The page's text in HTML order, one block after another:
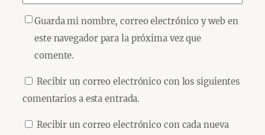
Guarda mi nombre, correo electrónico y web en
este navegador para la próxima vez que
comente.
Recibir un correo electrónico con los siguientes
comentarios a esta entrada.
Recibir un correo electrónico con cada nueva